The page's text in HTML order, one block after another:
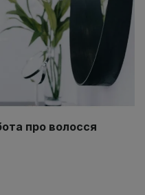
про волосся